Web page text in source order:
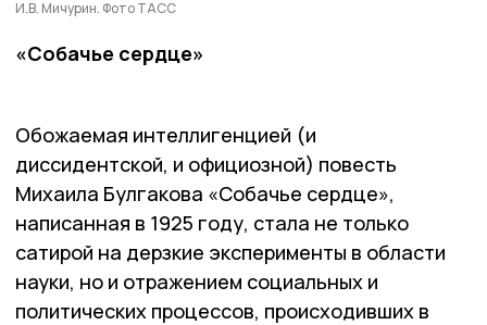
И.В. Мичурин. Фото ТАСС
«Собачье сердце»
Обожаемая интеллигенцией (и
диссидентской, и официозной) повесть
Михаила Булгакова «Собачье сердце»,
написанная в 1925 году, стала не только
сатирой на дерзкие эксперименты в области
науки, но и отражением социальных и
политических процессов, происходивших в